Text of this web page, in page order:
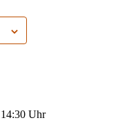
14:30 Uhr